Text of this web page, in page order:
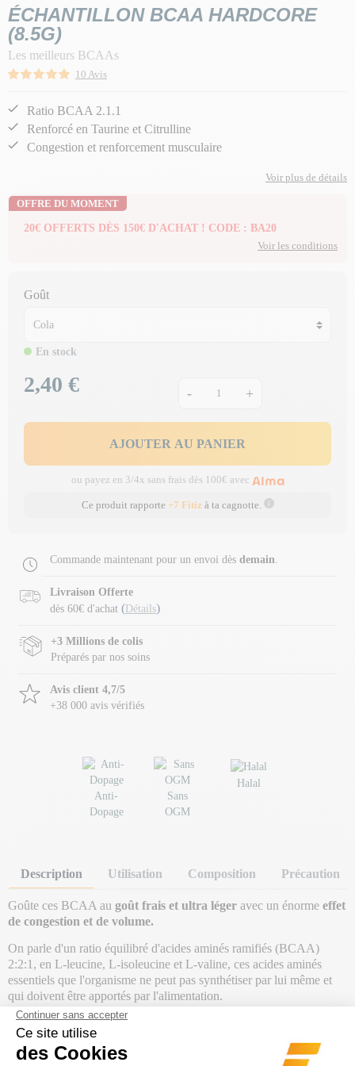
ÉCHANTILLON BCAA HARDCORE
(8.5G)
Les meilleurs BCAAs
10 Avis
Ratio BCAA 2.1.1
Renforcé en Taurine et Citrulline
Congestion et renforcement musculaire
Voir plus de détails
OFFRE DU MOMENT
20€ OFFERTS DÈS 150€ D'ACHAT ! CODE : BA20
Voir les conditions
Goût
En stock
Prix
2,40 € - +
AJOUTER AU PANIER
ou payez en 3/4x sans frais dès 100€ avec
Ce produit rapporte +7 Fitizà ta cagnotte.
Commande maintenant pour un envoi dès demain.
Livraison Offerte
dès 60€ d'achat ( Détails)
+3 Millions de colis
Préparés par nos soins
Avis client 4,7/5
+38 000 avis vérifiés
Anti-
Dopage
Sans
OGM
Halal
Description Utilisation Composition Précaution
Goûte ces BCAA au goût frais et ultra léger avec un énorme effet
de congestion et de volume.
On parle d'un ratio équilibré d'acides aminés ramifiés (BCAA)
2:2:1, en L-leucine, L-isoleucine et L-valine, ces acides aminés
essentiels que l'organisme ne peut pas synthétiser par lui même et
qui doivent être apportés par l'alimentation.
Superset Nutrition a ajouté dans sa formule de BCAA de la L-
citrulline qui est un acide aminé impliqué dans la synthèse de
l'arginine et qui intervient aussi dans la synthèse de l'oxyde nitrique,